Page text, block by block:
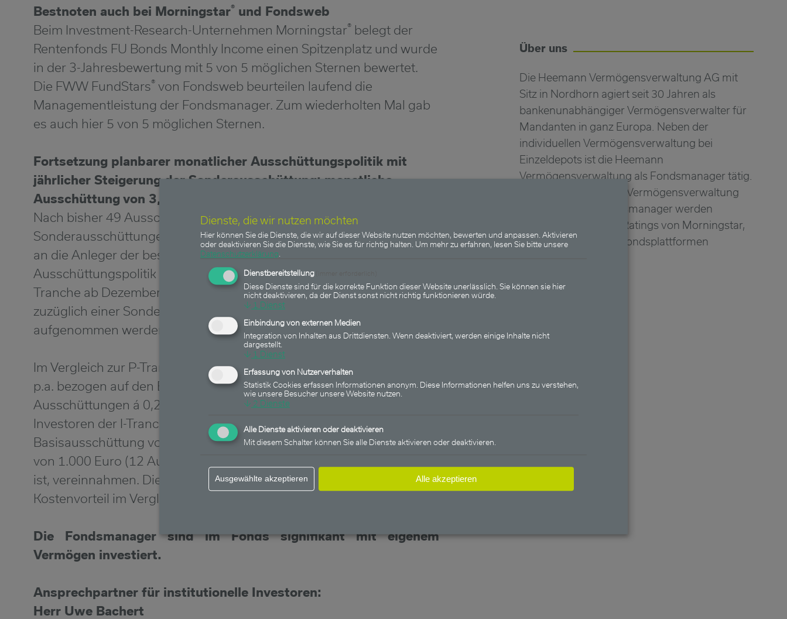
Bestnoten auch bei Morningstar® und Fondsweb
Beim Investment-Research-Unternehmen Morningstar® belegt der
Rentenfonds FU Bonds Monthly Income einen Spitzenplatz und wurde
in der 3-Jahresbewertung mit 5 von 5 möglichen Sternen bewertet.
Die FWW FundStars® von Fondsweb beurteilen laufend die
Managementleistung der Fondsmanager. Zum wiederholten Mal gab
es auch hier 5 von 5 möglichen Sternen.
Fortsetzung planbarer monatlicher Ausschüttungspolitik mit
jährlicher Steigerung der Sonderausschüttung; monatliche
Ausschüttung von 3,00 Euro je Fondsanteil geplant
Nach bisher 49 Ausschüttungen in Folge und vier jährlich steigenden
Sonderausschüttungen erfolgt in diesem Monat die 50. Ausschüttung
an die Anleger der bestehenden P-Tranche. Die monatliche
Ausschüttungspolitik wird auch für die Investoren in der neuen I-
Tranche ab Dezember 2023 in Höhe von 3,00 Euro je Fondsanteil
zuzüglich einer Sonderausschüttung im April des Folgejahres
aufgenommen werden.
Im Vergleich zur P-Tranche, welche eine Basisausschüttung von 3,0%
p.a. bezogen auf den Erstausgabepreis von 100 Euro (12
Ausschüttungen á 0,25 Euro pro Anteil) aufweist, werden die
Investoren der I-Tranche eine Prämie, welche in der
Basisausschüttung von 3,6% p.a. bezogen auf den Erstausgabepreis
von 1.000 Euro (12 Ausschüttungen á 3,00 Euro pro Anteil) enthalten
ist, vereinnahmen. Die Prämie resultiert dabei aus dem erwarteten
Kostenvorteil im Vergleich zur bestehenden P-Tranche.
Die Fondsmanager sind im Fonds signifikant mit eigenem
Vermögen investiert.
Ansprechpartner für institutionelle Investoren:
Herr Uwe Bachert
Über uns
Die Heemann Vermögensverwaltung AG mit
Sitz in Nordhorn agiert seit 30 Jahren als
bankenunabhängiger Vermögensverwalter für
Mandanten in ganz Europa. Neben der
individuellen Vermögensverwaltung bei
Einzeldepots ist die Heemann
Vermögensverwaltung als Fondsmanager tätig.
Sowohl die Heemann Vermögensverwaltung
AG als auch die Fondsmanager werden
regelmäßig mit TOP-Ratings von Morningstar,
Lipper und weiteren Fondsplattformen
Dienste, die wir nutzen möchten
Hier können Sie die Dienste, die wir auf dieser Website nutzen möchten, bewerten und anpassen. Aktivieren
oder deaktivieren Sie die Dienste, wie Sie es für richtig halten. Um mehr zu erfahren, lesen Sie bitte unsere
Datenschutzerklärung.
Dienstbereitstellung
Diese Dienste sind für die korrekte Funktion dieser Website unerlässlich. Sie können sie hier
nicht deaktivieren, da der Dienst sonst nicht richtig funktionieren würde.
↓ 1 Dienst
Einbindung von externen Medien
Integration von Inhalten aus Drittdiensten. Wenn deaktiviert, werden einige Inhalte nicht
dargestellt.
↓ 1 Dienst
Erfassung von Nutzerverhalten
Statistik Cookies erfassen Informationen anonym. Diese Informationen helfen uns zu verstehen,
wie unsere Besucher unsere Website nutzen.
↓ 2 Dienste
Alle Dienste aktivieren oder deaktivieren
Mit diesem Schalter können Sie alle Dienste aktivieren oder deaktivieren.
Ausgewählte akzeptieren Alle akzeptieren